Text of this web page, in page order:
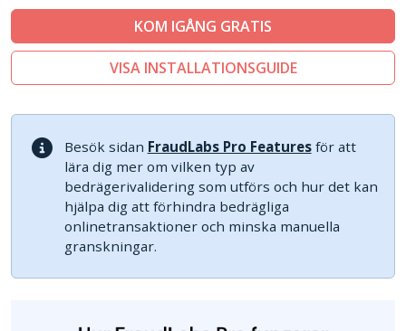
ThirtyBees
Shopware
Sylius
KOM IGÅNG GRATIS
VISA INSTALLATIONSGUIDE
Besök sidan FraudLabs Pro Featuresför att
lära dig mer om vilken typ av
bedrägerivalidering som utförs och hur det kan
hjälpa dig att förhindra bedrägliga
onlinetransaktioner och minska manuella
granskningar.